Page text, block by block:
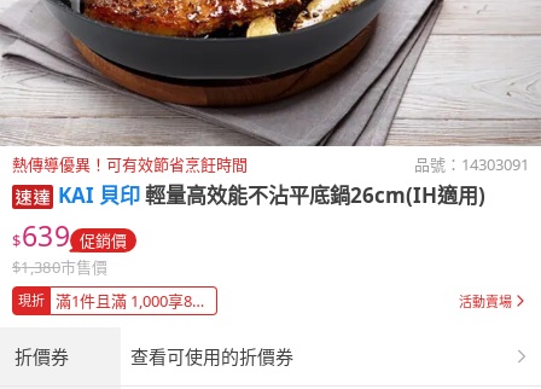
熱傳導優異！可有效節省烹飪時間 品號： 14303091
KAI 貝印輕量高效能不沾平底鍋26cm(IH適用)
$639 促銷價
$1,380市售價
現折 滿1件且滿 1,000享88折 活動賣場
折價券 查看可使用的折價券